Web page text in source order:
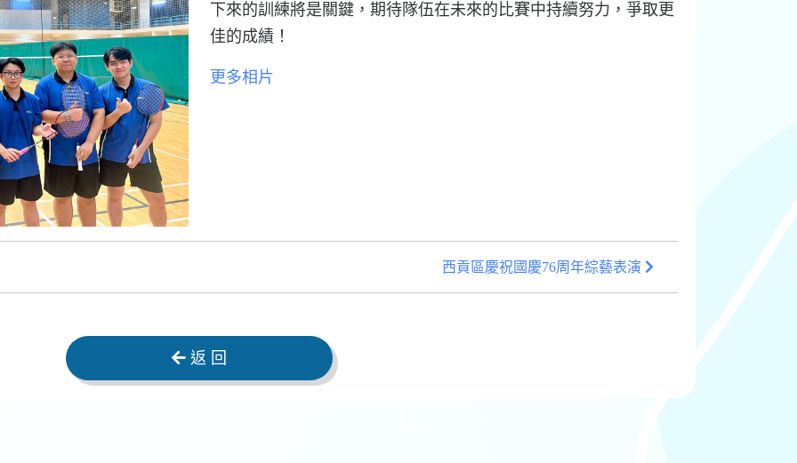
下來的訓練將是關鍵，期待隊伍在未來的比賽中持續努力，爭取更
佳的成績！
更多相片
西貢區慶祝國慶76周年綜藝表演
返 回